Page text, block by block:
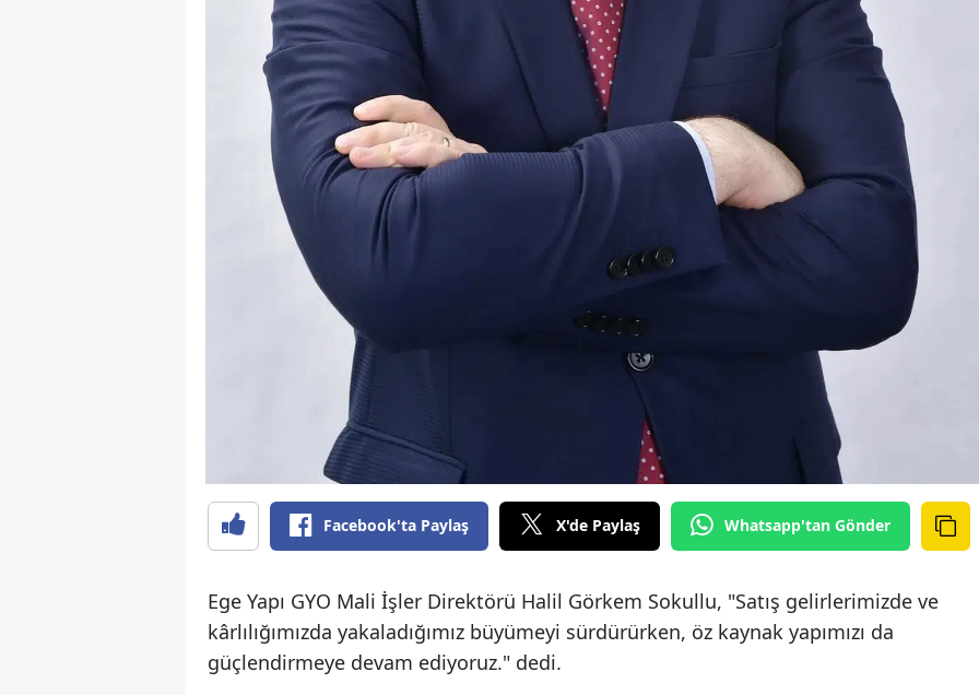
Facebook'ta Paylaş X'de Paylaş Whatsapp'tan Gönder
Ege Yapı GYO Mali İşler Direktörü Halil Görkem Sokullu, "Satış gelirlerimizde ve
kârlılığımızda yakaladığımız büyümeyi sürdürürken, öz kaynak yapımızı da
güçlendirmeye devam ediyoruz." dedi.